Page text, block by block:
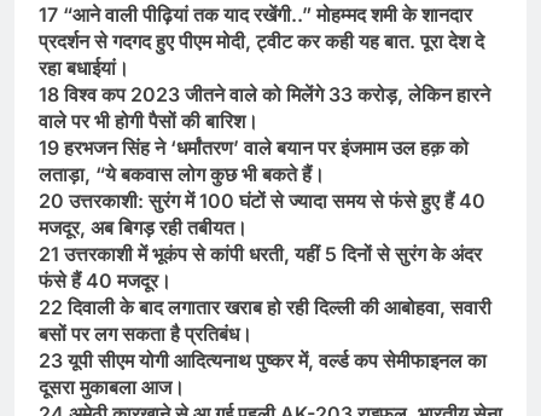
17 “आने वाली पीढ़ियां तक याद रखेंगी..” मोहम्मद शमी के शानदार
प्रदर्शन से गदगद हुए पीएम मोदी, ट्वीट कर कही यह बात. पूरा देश दे
रहा बधाईयां।
18 विश्व कप 2023 जीतने वाले को मिलेंगे 33 करोड़, लेकिन हारने
वाले पर भी होगी पैसों की बारिश।
19 हरभजन सिंह ने ‘धर्मांतरण’ वाले बयान पर इंजमाम उल हक़ को
लताड़ा, “ये बकवास लोग कुछ भी बकते हैं।
20 उत्तरकाशी: सुरंग में 100 घंटों से ज्यादा समय से फंसे हुए हैं 40
मजदूर, अब बिगड़ रही तबीयत।
21 उत्तरकाशी में भूकंप से कांपी धरती, यहीं 5 दिनों से सुरंग के अंदर
फंसे हैं 40 मजदूर।
22 दिवाली के बाद लगातार खराब हो रही दिल्ली की आबोहवा, सवारी
बसों पर लग सकता है प्रतिबंध।
23 यूपी सीएम योगी आदित्यनाथ पुष्कर में, वर्ल्ड कप सेमीफाइनल का
दूसरा मुकाबला आज।